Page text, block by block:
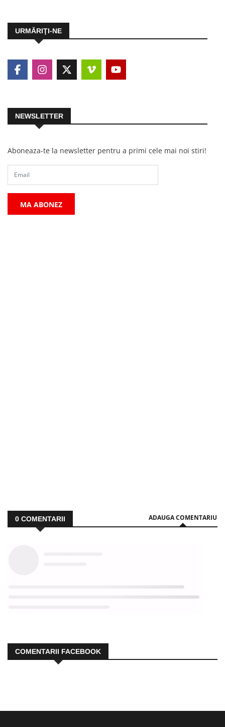
URMĂRIŢI-NE
NEWSLETTER
Aboneaza-te la newsletter pentru a primi cele mai noi stiri!
MA ABONEZ
0 COMENTARII ADAUGA COMENTARIU
COMENTARII FACEBOOK